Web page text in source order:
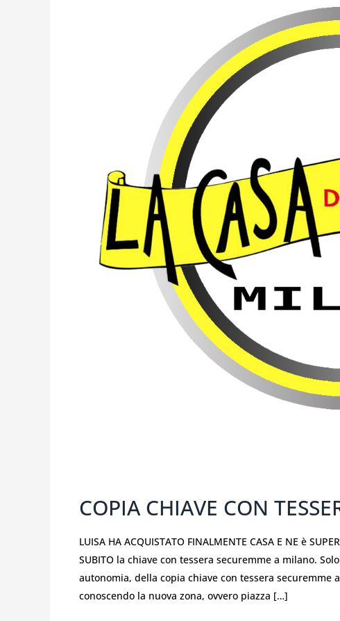
COPIA CHIAVE CON
LUISA HA ACQUISTATO FINALMENTE CASA E NE è
SUBITO la chiave con tessera securemme a milano.
autonomia, della copia chiave con tessera
conoscendo la nuova zona, ovvero piazza […]